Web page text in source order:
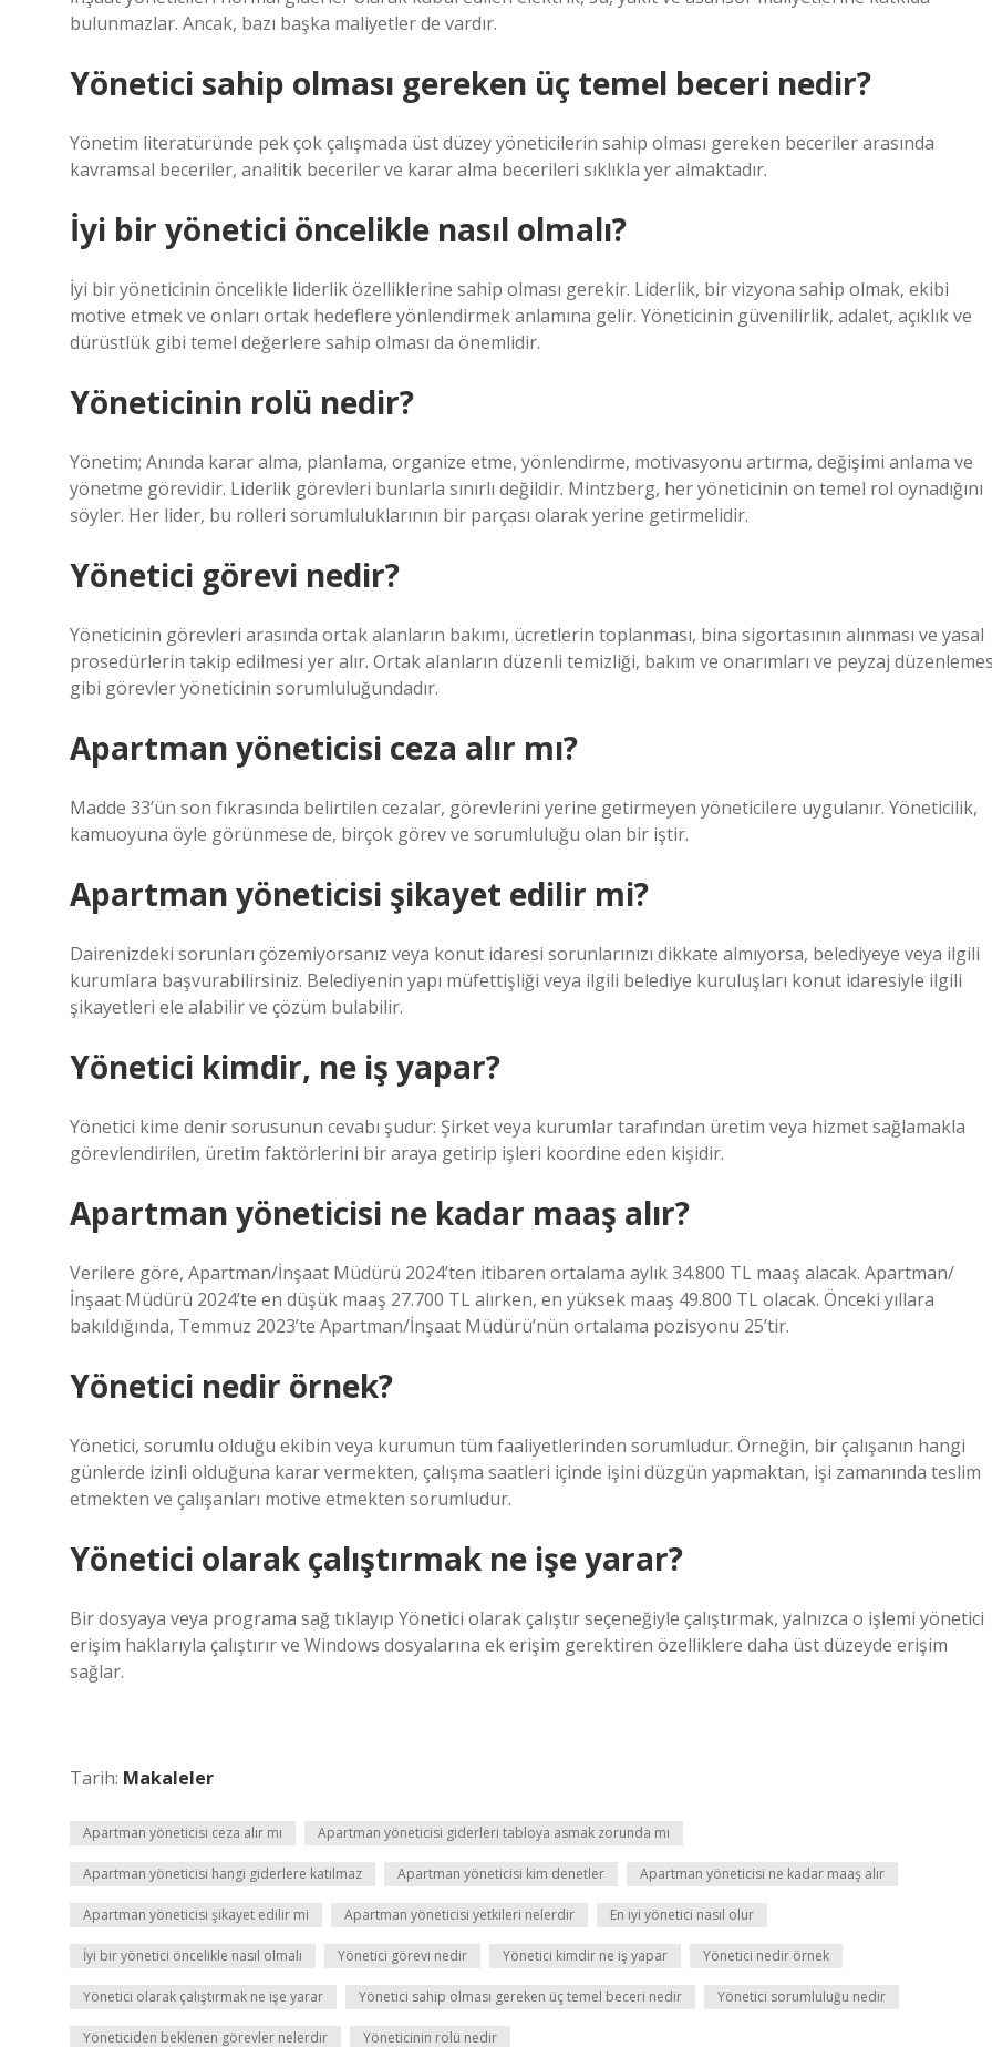
bulunmazlar. Ancak, bazı başka maliyetler de vardır.
Yönetici sahip olması gereken üç temel beceri nedir?
Yönetim literatüründe pek çok çalışmada üst düzey yöneticilerin sahip olması gereken beceriler arasında
kavramsal beceriler, analitik beceriler ve karar alma becerileri sıklıkla yer almaktadır.
İyi bir yönetici öncelikle nasıl olmalı?
İyi bir yöneticinin öncelikle liderlik özelliklerine sahip olması gerekir. Liderlik, bir vizyona sahip olmak, ekibi
motive etmek ve onları ortak hedeflere yönlendirmek anlamına gelir. Yöneticinin güvenilirlik, adalet, açıklık ve
dürüstlük gibi temel değerlere sahip olması da önemlidir.
Yöneticinin rolü nedir?
Yönetim; Anında karar alma, planlama, organize etme, yönlendirme, motivasyonu artırma, değişimi anlama ve
yönetme görevidir. Liderlik görevleri bunlarla sınırlı değildir. Mintzberg, her yöneticinin on temel rol oynadığını
söyler. Her lider, bu rolleri sorumluluklarının bir parçası olarak yerine getirmelidir.
Yönetici görevi nedir?
Yöneticinin görevleri arasında ortak alanların bakımı, ücretlerin toplanması, bina sigortasının alınması ve yasal
prosedürlerin takip edilmesi yer alır. Ortak alanların düzenli temizliği, bakım ve onarımları ve peyzaj
gibi görevler yöneticinin sorumluluğundadır.
Apartman yöneticisi ceza alır mı?
Madde 33’ün son fıkrasında belirtilen cezalar, görevlerini yerine getirmeyen yöneticilere uygulanır. Yöneticilik,
kamuoyuna öyle görünmese de, birçok görev ve sorumluluğu olan bir iştir.
Apartman yöneticisi şikayet edilir mi?
Dairenizdeki sorunları çözemiyorsanız veya konut idaresi sorunlarınızı dikkate almıyorsa, belediyeye veya ilgili
kurumlara başvurabilirsiniz. Belediyenin yapı müfettişliği veya ilgili belediye kuruluşları konut idaresiyle ilgili
şikayetleri ele alabilir ve çözüm bulabilir.
Yönetici kimdir, ne iş yapar?
Yönetici kime denir sorusunun cevabı şudur: Şirket veya kurumlar tarafından üretim veya hizmet sağlamakla
görevlendirilen, üretim faktörlerini bir araya getirip işleri koordine eden kişidir.
Apartman yöneticisi ne kadar maaş alır?
Verilere göre, Apartman/İnşaat Müdürü 2024’ten itibaren ortalama aylık 34.800 TL maaş alacak. Apartman/
İnşaat Müdürü 2024’te en düşük maaş 27.700 TL alırken, en yüksek maaş 49.800 TL olacak. Önceki yıllara
bakıldığında, Temmuz 2023’te Apartman/İnşaat Müdürü’nün ortalama pozisyonu 25’tir.
Yönetici nedir örnek?
Yönetici, sorumlu olduğu ekibin veya kurumun tüm faaliyetlerinden sorumludur. Örneğin, bir çalışanın hangi
günlerde izinli olduğuna karar vermekten, çalışma saatleri içinde işini düzgün yapmaktan, işi zamanında teslim
etmekten ve çalışanları motive etmekten sorumludur.
Yönetici olarak çalıştırmak ne işe yarar?
Bir dosyaya veya programa sağ tıklayıp Yönetici olarak çalıştır seçeneğiyle çalıştırmak, yalnızca o işlemi yönetici
erişim haklarıyla çalıştırır ve Windows dosyalarına ek erişim gerektiren özelliklere daha üst düzeyde erişim
sağlar.
Tarih: Makaleler
Apartman yöneticisi ceza alır mı Apartman yöneticisi giderleri tabloya asmak zorunda mı
Apartman yöneticisi hangi giderlere katılmaz Apartman yöneticisi kim denetler Apartman yöneticisi ne kadar maaş alır
Apartman yöneticisi şikayet edilir mi Apartman yöneticisi yetkileri nelerdir En iyi yönetici nasıl olur
İyi bir yönetici öncelikle nasıl olmalı Yönetici görevi nedir Yönetici kimdir ne iş yapar Yönetici nedir örnek
Yönetici olarak çalıştırmak ne işe yarar Yönetici sahip olması gereken üç temel beceri nedir Yönetici sorumluluğu nedir
Yöneticiden beklenen görevler nelerdir Yöneticinin rolü nedir